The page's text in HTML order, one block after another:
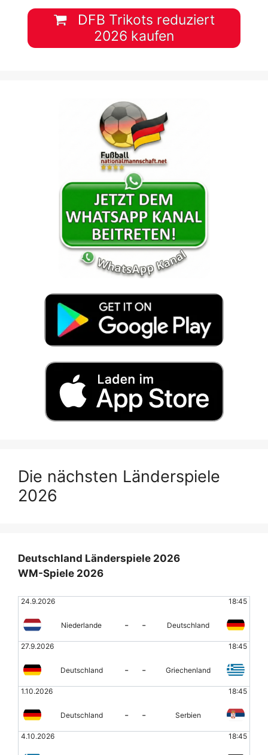
DFB Trikots reduziert
2026 kaufen
Die nächsten Länderspiele
2026
Deutschland Länderspiele 2026
WM-Spiele 2026
24.9.2026 18:45
Niederlande - - Deutschland
27.9.2026 18:45
Deutschland - - Griechenland
1.10.2026 18:45
Deutschland - - Serbien
4.10.2026 18:45